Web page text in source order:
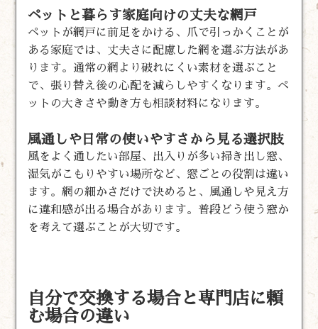
ペットと暮らす家庭向けの丈夫な網戸
ペットが網戸に前足をかける、爪で引っかくことが
ある家庭では、丈夫さに配慮した網を選ぶ方法があ
ります。通常の網より破れにくい素材を選ぶこと
で、張り替え後の心配を減らしやすくなります。ペ
ットの大きさや動き方も相談材料になります。
風通しや日常の使いやすさから見る選択肢
風をよく通したい部屋、出入りが多い掃き出し窓、
湿気がこもりやすい場所など、窓ごとの役割は違い
ます。網の細かさだけで決めると、風通しや見え方
に違和感が出る場合があります。普段どう使う窓か
を考えて選ぶことが大切です。
自分で交換する場合と専門店に頼
む場合の違い